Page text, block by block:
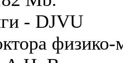
- DJVU
физико-